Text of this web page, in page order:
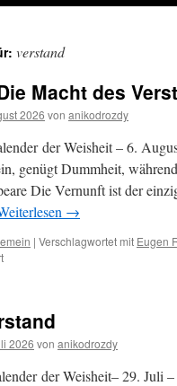
verstand
Macht des
2026 von anikodrozdy
der Weisheit – 6.
genügt Dummheit,
Die Vernunft ist der
→
| Verschlagwortet mit Eugen
für
Die
Macht
des
Verstandes
2026 von anikodrozdy
der Weisheit– 29.